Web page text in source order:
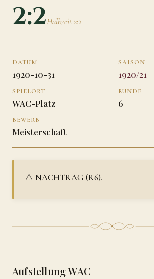
2:2Halbzeit 2:2
DATUM
1920-10-31
SAISON
1920/21
SPIELORT
WAC-Platz
RUNDE
6
BEWERB
Meisterschaft
⚠️ NACHTRAG (R6).
Aufstellung WAC